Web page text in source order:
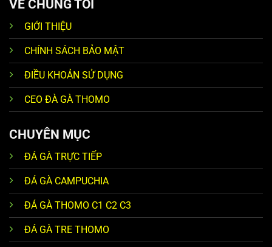
VỀ CHÚNG TÔI
GIỚI THIỆU
CHÍNH SÁCH BẢO MẬT
ĐIỀU KHOẢN SỬ DỤNG
CEO ĐÀ GÀ THOMO
CHUYÊN MỤC
ĐÁ GÀ TRỰC TIẾP
ĐÁ GÀ CAMPUCHIA
ĐÁ GÀ THOMO C1 C2 C3
ĐÁ GÀ TRE THOMO